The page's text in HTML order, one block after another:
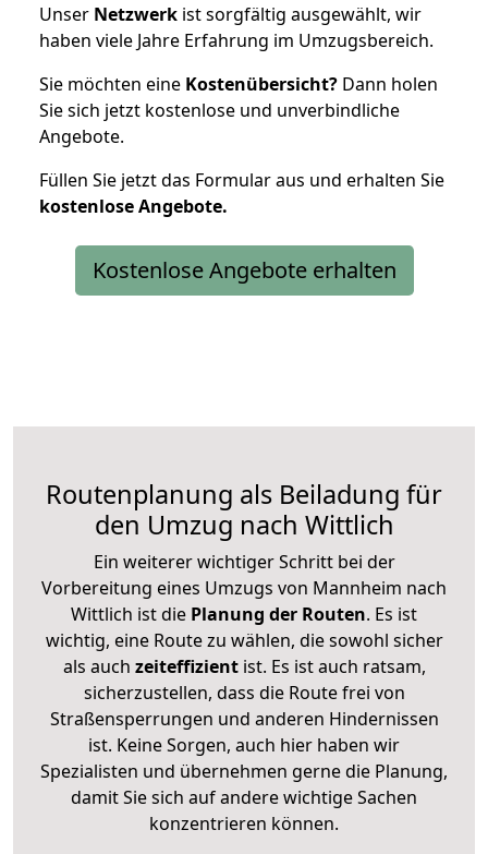
Unser Netzwerk ist sorgfältig ausgewählt, wir
haben viele Jahre Erfahrung im Umzugsbereich.
Sie möchten eine Kostenübersicht? Dann holen
Sie sich jetzt kostenlose und unverbindliche
Angebote.
Füllen Sie jetzt das Formular aus und erhalten Sie
kostenloseAngebote.
Kostenlose Angebote erhalten
Routenplanung als Beiladung für
den Umzug nach Wittlich
Ein weiterer wichtiger Schritt bei der
Vorbereitung eines Umzugs von Mannheim nach
Wittlich ist die Planung der Routen. Es ist
wichtig, eine Route zu wählen, die sowohl sicher
als auch zeiteffizientist. Es ist auch ratsam,
sicherzustellen, dass die Route frei von
Straßensperrungen und anderen Hindernissen
ist. Keine Sorgen, auch hier haben wir
Spezialisten und übernehmen gerne die Planung,
damit Sie sich auf andere wichtige Sachen
konzentrieren können.